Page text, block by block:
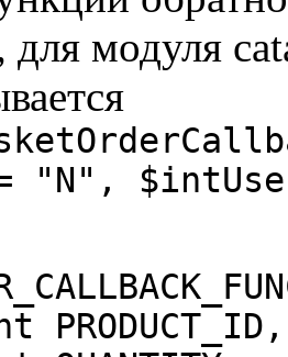
модуля
= "N",